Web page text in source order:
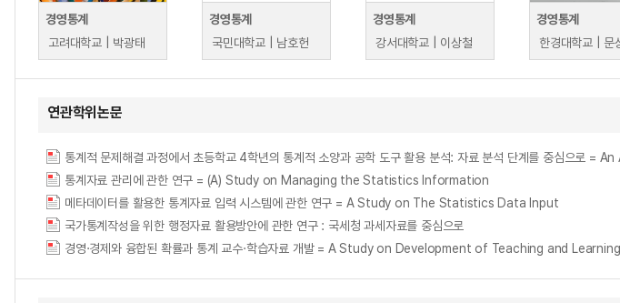
경영통계
고려대학교 | 박광태
경영통계
국민대학교 | 남호헌
경영통계
강서대학교 | 이상철
경영통계
한경대학교 | 문
연관학위논문
통계자료 관리에 관한 연구 = (A) Study on Managing the Statistics Information
메타데이터를 활용한 통계자료 입력 시스템에 관한 연구 = A Study on The Statistics Data Input
국가통계작성을 위한 행정자료 활용방안에 관한 연구 : 국세청 과세자료를 중심으로
경영·경제와 융합된 확률과 통계 교수·학습자료 개발 = A Study on Development of Teaching and